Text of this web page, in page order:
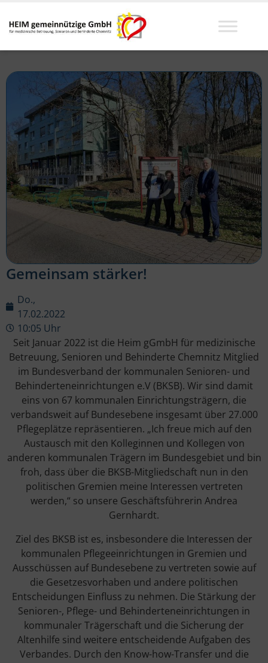
Gemeinsam stärker!
Do.,
17.02.2022
10:05 Uhr
Seit Januar 2022 ist die Heim gGmbH für medizinische
Betreuung, Senioren und Behinderte Chemnitz Mitglied
im Bundesverband der kommunalen Senioren- und
Behinderteneinrichtungen e.V (BKSB). Wir sind damit
eins von 67 kommunalen Einrichtungsträgern, die
verbandsweit auf Bundesebene insgesamt über 27.000
Pflegeplätze repräsentieren. „Ich freue mich auf den
Austausch mit den Kolleginnen und Kollegen von
anderen kommunalen Trägern im Bundesgebiet und bin
froh, dass über die BKSB-Mitgliedschaft nun in den
politischen Gremien meine Interessen vertreten
werden,“ so unsere Geschäftsführerin Andrea
Gernhardt.
Ziel des BKSB ist es, insbesondere die Interessen der
kommunalen Pflegeeinrichtungen in Gremien und
Ausschüssen auf Bundesebene zu vertreten sowie auf
die Gesetzesvorhaben und andere politischen
Entscheidungen Einfluss zu nehmen. Die Stärkung der
Senioren-, Pflege- und Behinderteneinrichtungen in
kommunaler Trägerschaft und die Sicherung der
Altenhilfe sind weitere entscheidende Aufgaben des
Verbandes. Durch den Know-how-Transfer und die